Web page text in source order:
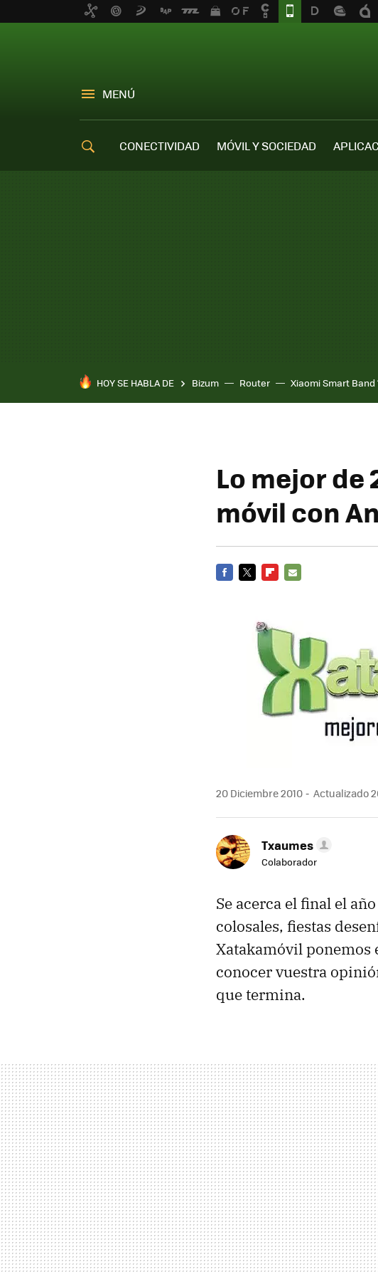
MENÚ
CONECTIVIDAD MÓVIL Y SOCIEDAD
HOY SE HABLA DE Bizum Router Xiaomi Smart Band
Lo mejor de
móvil con
20 Diciembre 2010 Actualizado
Txaumes
Colaborador
Se acerca el final el
colosales, fiestas
Xatakamóvil ponemos
conocer vuestra
que termina.